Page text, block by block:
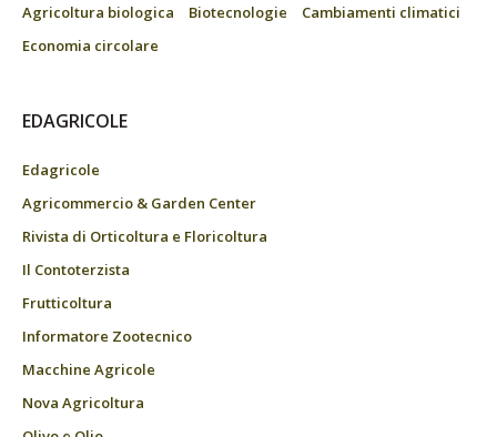
Agricoltura biologica
Biotecnologie
Cambiamenti climatici
Economia circolare
EDAGRICOLE
Edagricole
Agricommercio & Garden Center
Rivista di Orticoltura e Floricoltura
Il Contoterzista
Frutticoltura
Informatore Zootecnico
Macchine Agricole
Nova Agricoltura